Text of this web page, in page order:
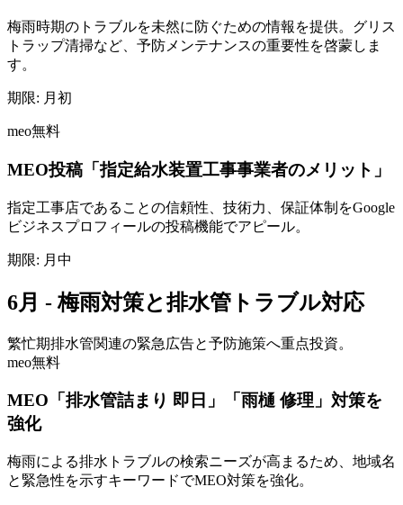
梅雨時期のトラブルを未然に防ぐための情報を提供。グリス
トラップ清掃など、予防メンテナンスの重要性を啓蒙しま
す。
期限: 月初
meo無料
MEO投稿「指定給水装置工事事業者のメリット」
指定工事店であることの信頼性、技術力、保証体制をGoogle
ビジネスプロフィールの投稿機能でアピール。
期限: 月中
6月 - 梅雨対策と排水管トラブル対応
繁忙期排水管関連の緊急広告と予防施策へ重点投資。
meo無料
MEO「排水管詰まり 即日」「雨樋 修理」対策を
強化
梅雨による排水トラブルの検索ニーズが高まるため、地域名
と緊急性を示すキーワードでMEO対策を強化。